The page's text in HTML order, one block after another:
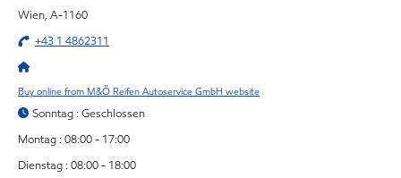
Wien, A-1160
+43 1 4862311
Buy online from M&Ö Reifen Autoservice GmbH website
Sonntag : Geschlossen
Montag : 08:00 - 17:00
Dienstag : 08:00 - 18:00